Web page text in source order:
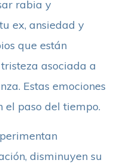
rabia y
ex, ansiedad y
que están
asociada a
Estas emociones
el paso del tiempo.
disminuyen su